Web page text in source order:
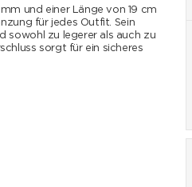
und einer Länge von 19 cm
für jedes Outfit. Sein
sowohl zu legerer als auch zu
sorgt für ein sicheres